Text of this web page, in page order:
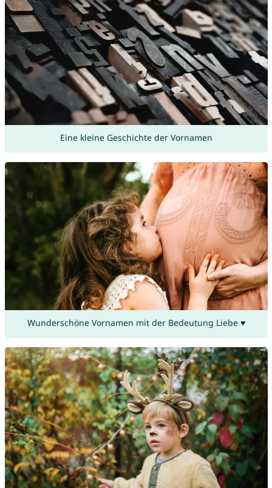
Eine kleine Geschichte der Vornamen
Wunderschöne Vornamen mit der Bedeutung Liebe ♥